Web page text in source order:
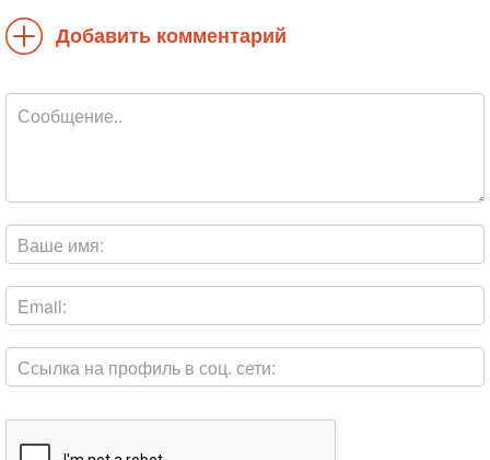
Добавить комментарий